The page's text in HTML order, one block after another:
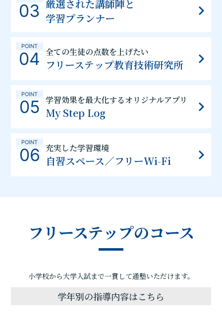
03 厳選された講師陣と
学習プランナー
POINT
04 全ての生徒の点数を上げたい
フリーステップ教育技術研究所
POINT
05 学習効果を最大化するオリジナルアプリ
My Step Log
POINT
06 充実した学習環境
自習スペース／フリーWi-Fi
フリーステップのコース
小学校から大学入試まで一貫して通塾いただけます。
学年別の指導内容はこちら